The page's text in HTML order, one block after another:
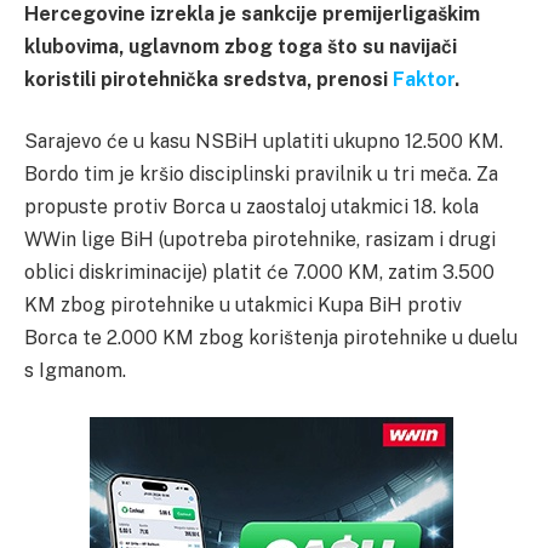
Hercegovine izrekla je sankcije premijerligaškim
klubovima, uglavnom zbog toga što su navijači
koristili pirotehnička sredstva, prenosi Faktor.
Sarajevo će u kasu NSBiH uplatiti ukupno 12.500 KM.
Bordo tim je kršio disciplinski pravilnik u tri meča. Za
propuste protiv Borca u zaostaloj utakmici 18. kola
WWin lige BiH (upotreba pirotehnike, rasizam i drugi
oblici diskriminacije) platit će 7.000 KM, zatim 3.500
KM zbog pirotehnike u utakmici Kupa BiH protiv
Borca te 2.000 KM zbog korištenja pirotehnike u duelu
s Igmanom.